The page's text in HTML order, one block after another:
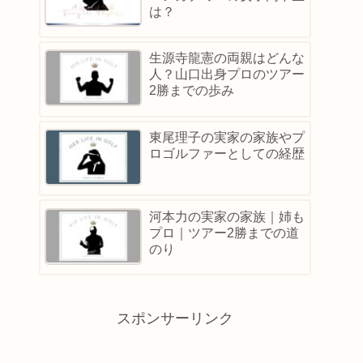
は？
生源寺龍憲の両親はどんな
人？山口出身プロのツアー
2勝までの歩み
東尾理子の実家の家族やプ
ロゴルファーとしての経歴
河本力の実家の家族｜姉も
プロ｜ツアー2勝までの道
のり
スポンサーリンク